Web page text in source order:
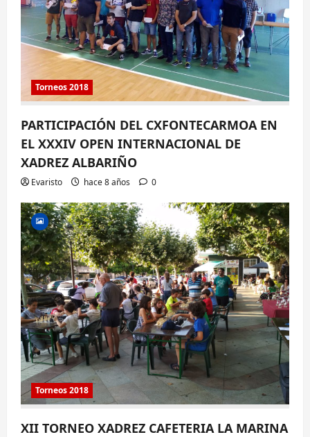
Torneos 2018
PARTICIPACIÓN DEL CXFONTECARMOA EN
EL XXXIV OPEN INTERNACIONAL DE
XADREZ ALBARIÑO
Evaristo hace 8 años 0
Torneos 2018
XII TORNEO XADREZ CAFETERIA LA MARINA